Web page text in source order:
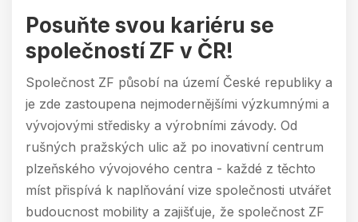
Posuňte svou kariéru se
společností ZF v ČR!
Společnost ZF působí na území České republiky a
je zde zastoupena nejmodernějšími výzkumnými a
vývojovými středisky a výrobními závody. Od
rušných pražských ulic až po inovativní centrum
plzeňského vývojového centra - každé z těchto
míst přispívá k naplňování vize společnosti utvářet
budoucnost mobility a zajišťuje, že společnost ZF